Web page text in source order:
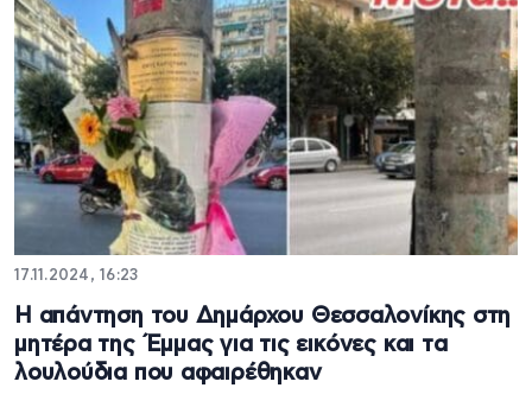
17.11.2024, 16:23
Η απάντηση του Δημάρχου Θεσσαλονίκης στη
μητέρα της Έμμας για τις εικόνες και τα
λουλούδια που αφαιρέθηκαν